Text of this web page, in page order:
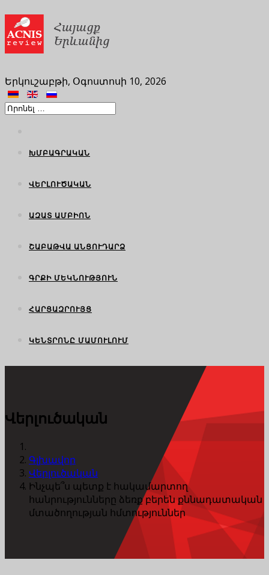
Երկուշաբթի, Օգոստոսի 10, 2026
ԽՄԲԱԳՐԱԿԱՆ
ՎԵՐԼՈՒԾԱԿԱՆ
ԱԶԱՏ ԱՄԲԻՈՆ
ՇԱԲԱԹՎԱ ԱՆՑՈՒԴԱՐՁ
ԳՐՔԻ ՄԵԿՆՈՒԹՅՈՒՆ
ՀԱՐՑԱԶՐՈՒՅՑ
ԿԵՆՏՐՈՆԸ ՄԱՄՈՒԼՈՒՄ
Վերլուծական
Գլխավոր
Վերլուծական
Ինչպե՞ս պետք է հակամարտող
հանրությունները ձեռք բերեն քննադատական
մտածողության հմտություններ